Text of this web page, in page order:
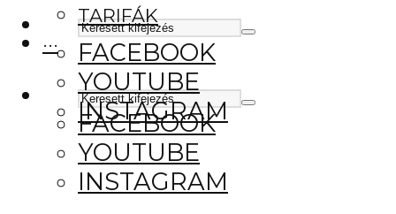
FACEBOOK
YOUTUBE
INSTAGRAM
TARIFÁK
···
FACEBOOK
YOUTUBE
INSTAGRAM